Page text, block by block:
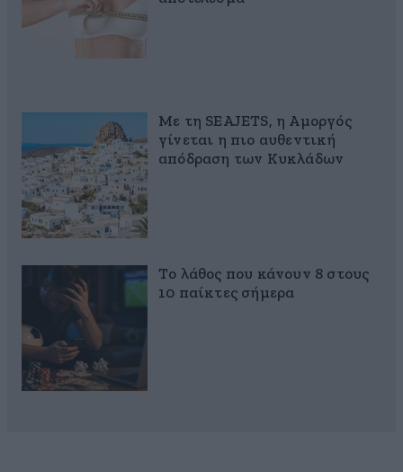
Με τη SEAJETS, η Αμοργός
γίνεται η πιο αυθεντική
απόδραση των Κυκλάδων
Το λάθος που κάνουν 8 στους
10 παίκτες σήμερα